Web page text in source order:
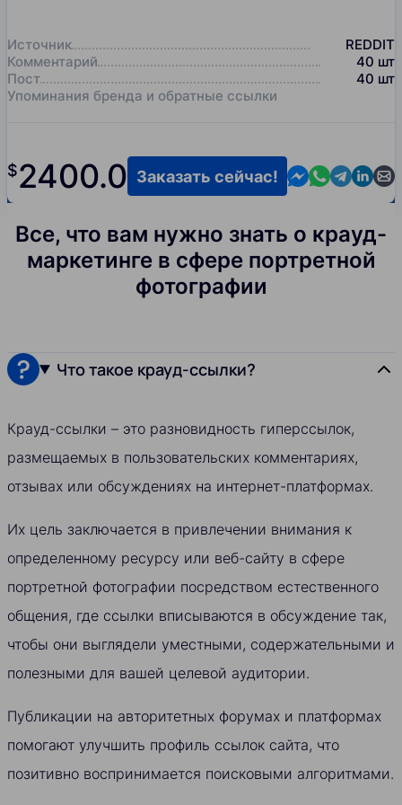
Источник
REDDIT
Комментарий
40 шт
Пост
40 шт
Упоминания бренда и обратные ссылки
$2400.0 Contact us in
Contact us
Contact
Заказать сейчас!
Все, что вам нужно знать о крауд-
маркетинге в сфере портретной
фотографии
Что такое крауд-ссылки?
Крауд-ссылки – это разновидность гиперссылок,
размещаемых в пользовательских комментариях,
отзывах или обсуждениях на интернет-платформах.
Их цель заключается в привлечении внимания к
определенному ресурсу или веб-сайту в сфере
портретной фотографии посредством естественного
общения, где ссылки вписываются в обсуждение так,
чтобы они выглядели уместными, содержательными и
полезными для вашей целевой аудитории.
Публикации на авторитетных форумах и платформах
помогают улучшить профиль ссылок сайта, что
позитивно воспринимается поисковыми алгоритмами.